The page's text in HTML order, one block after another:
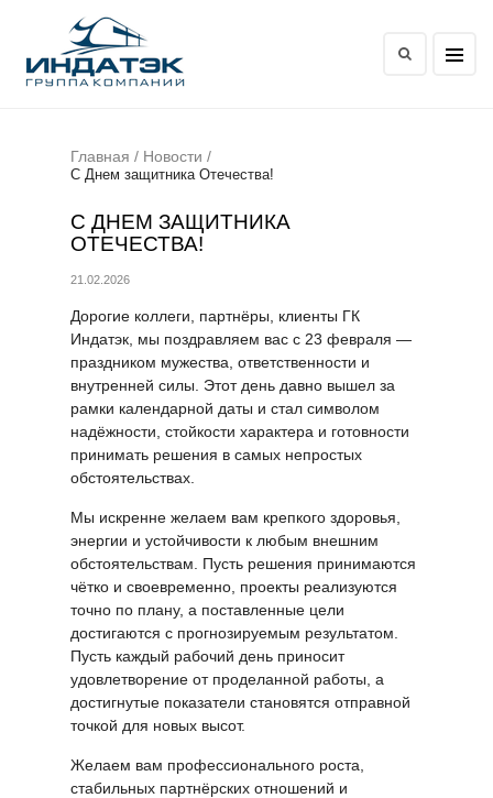
Главная / Новости /
С Днем защитника Отечества!
С ДНЕМ ЗАЩИТНИКА
ОТЕЧЕСТВА!
21.02.2026
Дорогие коллеги, партнёры, клиенты ГК
Индатэк, мы поздравляем вас с 23 февраля —
праздником мужества, ответственности и
внутренней силы. Этот день давно вышел за
рамки календарной даты и стал символом
надёжности, стойкости характера и готовности
принимать решения в самых непростых
обстоятельствах.
Мы искренне желаем вам крепкого здоровья,
энергии и устойчивости к любым внешним
обстоятельствам. Пусть решения принимаются
чётко и своевременно, проекты реализуются
точно по плану, а поставленные цели
достигаются с прогнозируемым результатом.
Пусть каждый рабочий день приносит
удовлетворение от проделанной работы, а
достигнутые показатели становятся отправной
точкой для новых высот.
Желаем вам профессионального роста,
стабильных партнёрских отношений и